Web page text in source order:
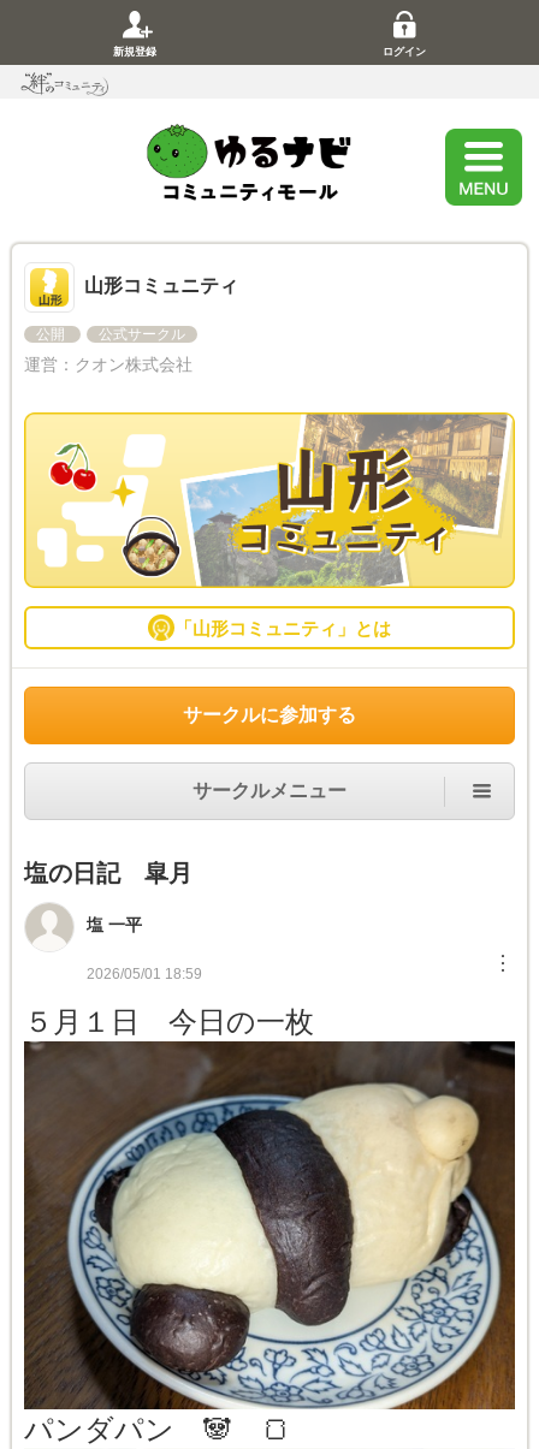
新規登録 ログイン
山形コミュニティ
公開 公式サークル
運営： クオン株式会社
「山形コミュニティ」とは
サークルに参加する
サークルメニュー
塩の日記 皐月
塩 一平
2026/05/01 18:59 ︙
５月１日 今日の一枚
パンダパン 🐼 🍞